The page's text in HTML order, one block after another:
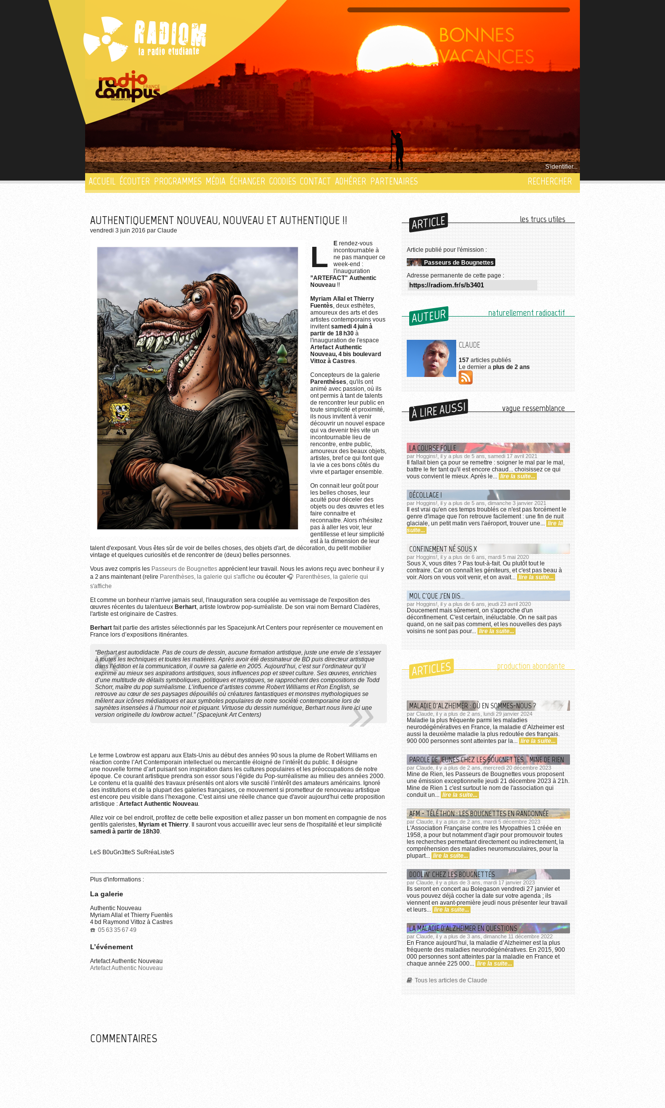
S'identifier...
ACCUEIL ÉCOUTER PROGRAMMES MÉDIA ÉCHANGER GOODIES CONTACT ADHÉRER PARTENAIRES RECHERCHER
AUTHENTIQUEMENT NOUVEAU, NOUVEAU ET AUTHENTIQUE !!
vendredi 3 juin 2016 par Claude
LE rendez-vous
incontournable à
ne pas manquer ce
week-end :
l'inauguration
”ARTEFACT" Authentic
Nouveau !!
Myriam Allal et Thierry
Fuentès, deux esthètes,
amoureux des arts et des
artistes contemporains vous
invitentsamedi 4 juin à
partir de 18 h30 à
l'inauguration de l'espace
Artefact Authentic
Nouveau, 4 bis boulevard
Vittoz à Castres.
Concepteurs de la galerie
Parenthèses, qu'ils ont
animé avec passion, où ils
ont permis à tant de talents
de rencontrer leur public en
toute simplicité et proximité,
ils nous invitent à venir
découvrir un nouvel espace
qui va devenir très vite un
incontournable lieu de
rencontre, entre public,
amoureux des beaux objets,
artistes, bref ce qui font que
la vie a ces bons côtés du
vivre et partager ensemble.
On connait leur goût pour
les belles choses, leur
acuité pour déceler des
objets ou des œuvres et les
faire connaitre et
reconnaitre. Alors n'hésitez
pas à aller les voir, leur
gentillesse et leur simplicité
est à la dimension de leur
talent d'exposant. Vous êtes sûr de voir de belles choses, des objets d'art, de décoration, du petit mobilier
vintage et quelques curiosités et de rencontrer de (deux) belles personnes.
Vous avez compris les Passeurs de Bougnettes apprécient leur travail. Nous les avions reçu avec bonheur il y
a 2 ans maintenant (relire Parenthèses, la galerie qui s'affiche ou écouter
Parenthèses, la galerie qui
s'affiche
Et comme un bonheur n'arrive jamais seul, l'inauguration sera couplée au vernissage de l'exposition des
œuvres récentes du talentueux Berhart, artiste lowbrow pop-surréaliste. De son vrai nom Bernard Cladères,
l'artiste est originaire de Castres.
Berhart fait partie des artistes sélectionnés par les Spacejunk Art Centers pour représenter ce mouvement en
France lors d’expositions itinérantes.
“Berhart est autodidacte. Pas de cours de dessin, aucune formation artistique, juste une envie de s’essayer
à toutes les techniques et toutes les matières. Après avoir été dessinateur de BD puis directeur artistique
dans l’édition et la communication, il ouvre sa galerie en 2005. Aujourd’hui, c’est sur l’ordinateur qu’il
exprime au mieux ses aspirations artistiques, sous influences pop et street culture. Ses œuvres, enrichies
d’une multitude de détails symboliques, politiques et mystiques, se rapprochent des compositions de Todd
Schorr, maître du pop surréalisme. L’influence d’artistes comme Robert Williams et Ron English, se
retrouve au cœur de ses paysages dépouillés où créatures fantastiques et monstres mythologiques se
mêlent aux icônes médiatiques et aux symboles populaires de notre société contemporaine lors de
saynètes insensées à l’humour noir et piquant. Virtuose du dessin numérique, Berhart nous livre ici une
version originelle du lowbrow actuel.” (Spacejunk Art Centers)
Le terme Lowbrow est apparu aux Etats-Unis au début des années 90 sous la plume de Robert Williams en
réaction contre l’Art Contemporain intellectuel ou mercantile éloigné de l’intérêt du public. Il désigne
une nouvelle forme d’art puisant son inspiration dans les cultures populaires et les préoccupations de notre
époque. Ce courant artistique prendra son essor sous l’égide du Pop-surréalisme au milieu des années 2000.
Le contenu et la qualité des travaux présentés ont alors vite suscité l’intérêt des amateurs américains. Ignoré
des institutions et de la plupart des galeries françaises, ce mouvement si prometteur de renouveau artistique
est encore peu visible dans l’hexagone. C'est ainsi une réelle chance que d'avoir aujourd'hui cette proposition
artistique : Artefact Authentic Nouveau.
Allez voir ce bel endroit, profitez de cette belle exposition et allez passer un bon moment en compagnie de nos
gentils galeristes, Myriam et Thierry. Il sauront vous accueillir avec leur sens de l'hospitalité et leur simplicité
samedi à partir de 18h30.
LeS B0uGn3tteS SuRréaListeS
Plus d'informations :
La galerie
Authentic Nouveau
Myriam Allal et Thierry Fuentès
4 bd Raymond Vittoz à Castres
05 63 35 67 49
L’événement
Artefact Authentic Nouveau
Artefact Authentic Nouveau
COMMENTAIRES
ARTICLE les trucs utiles
Article publié pour l'émission :
Passeurs de Bougnettes
Adresse permanente de cette page :
AUTEUR naturellement radioactif
CLAUDE
157 articles publiés
Le dernier a plus de 2 ans
À LIRE AUSSI vague ressemblance
LA COURSE FOLLE
par Hoggins!, il y a plus de 5 ans, samedi 17 avril 2021
Il fallait bien ça pour se remettre : soigner le mal par le mal,
battre le fer tant qu'il est encore chaud... choisissez ce qui
vous convient le mieux. Après le... lire la suite...
DÉCOLLAGE !
par Hoggins!, il y a plus de 5 ans, dimanche 3 janvier 2021
Il est vrai qu'en ces temps troublés ce n'est pas forcément le
genre d'image que l'on retrouve facilement : une fin de nuit
glaciale, un petit matin vers l'aéroport, trouver une... lire la
suite...
CONFINEMENT NÉ SOUS X
par Hoggins!, il y a plus de 6 ans, mardi 5 mai 2020
Sous X, vous dites ? Pas tout-à-fait. Ou plutôt tout le
contraire. Car on connaît les géniteurs, et c'est pas beau à
voir. Alors on vous voit venir, et on avait... lire la suite...
MOI, C'QUE J'EN DIS...
par Hoggins!, il y a plus de 6 ans, jeudi 23 avril 2020
Doucement mais sûrement, on s'approche d'un
déconfinement. C'est certain, inéluctable. On ne sait pas
quand, on ne sait pas comment, et les nouvelles des pays
voisins ne sont pas pour... lire la suite...
ARTICLES production abondante
MALADIE D'ALZHEIMER : OÙ EN SOMMES-NOUS ?
par Claude, il y a plus de 2 ans, lundi 29 janvier 2024
Maladie la plus fréquente parmi les maladies
neurodégénératives en France, la maladie d’Alzheimer est
aussi la deuxième maladie la plus redoutée des français.
900 000 personnes sont atteintes par la... lire la suite...
PAROLE DE JEUNES CHEZ LES BOUGNETTES... MINE DE RIEN
par Claude, il y a plus de 2 ans, mercredi 20 décembre 2023
Mine de Rien, les Passeurs de Bougnettes vous proposent
une émission exceptionnelle jeudi 21 décembre 2023 à 21h.
Mine de Rien 1 c'est surtout le nom de l'association qui
conduit un... lire la suite...
AFM - TÉLÉTHON : LES BOUGNETTES EN RANDONNÉE
par Claude, il y a plus de 2 ans, mardi 5 décembre 2023
L'Association Française contre les Myopathies 1 créée en
1958, a pour but notamment d'agir pour promouvoir toutes
les recherches permettant directement ou indirectement, la
compréhension des maladies neuromusculaires, pour la
plupart... lire la suite...
DOOLIN' CHEZ LES BOUGNETTES
par Claude, il y a plus de 3 ans, mardi 17 janvier 2023
Ils seront en concert au Bolegason vendredi 27 janvier et
vous pouvez déjà cocher la date sur votre agenda ; ils
viennent en avant-première jeudi nous présenter leur travail
et leurs... lire la suite...
LA MALADIE D'ALZHEIMER EN QUESTIONS
par Claude, il y a plus de 3 ans, dimanche 11 décembre 2022
En France aujourd’hui, la maladie d’Alzheimer est la plus
fréquente des maladies neurodégénératives. En 2015, 900
000 personnes sont atteintes par la maladie en France et
chaque année 225 000... lire la suite...
Tous les articles de Claude